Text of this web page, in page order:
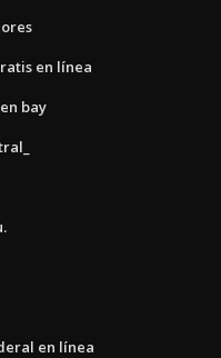
en línea
bay
en línea